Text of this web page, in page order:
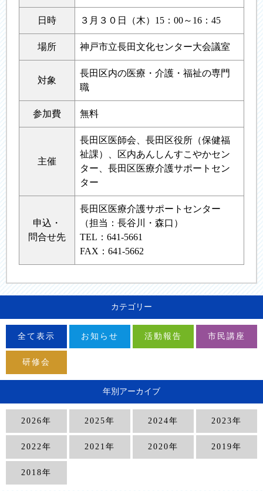
日時 ３月３０日（木）15：00～16：45
場所 神戸市立長田文化センター大会議室
対象
長田区内の医療・介護・福祉の専門
職
参加費 無料
主催
長田区医師会、長田区役所（保健福
祉課）、区内あんしんすこやかセン
ター、長田区医療介護サポートセン
ター
申込・
問合せ先
長田区医療介護サポートセンター
（担当：長谷川・森口）
TEL：641-5661
FAX：641-5662
カテゴリー
全て表示 お知らせ 活動報告 市民講座
研修会
年別アーカイブ
2026年 2025年 2024年 2023年
2022年 2021年 2020年 2019年
2018年